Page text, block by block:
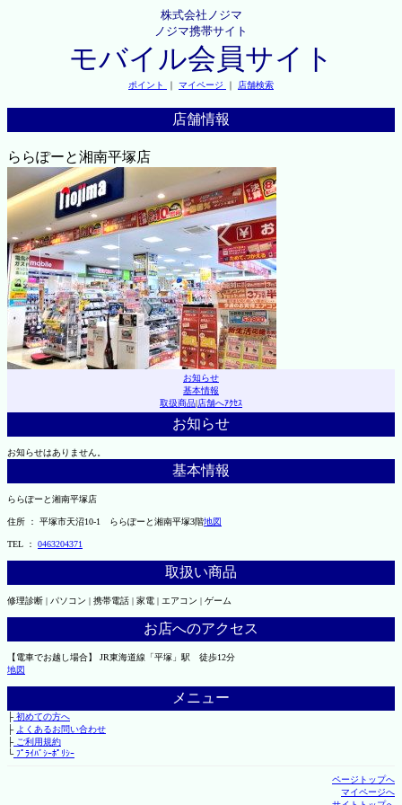
株式会社ノジマ
ノジマ携帯サイト
モバイル会員サイト
ポイント ｜ マイページ ｜ 店舗検索
店舗情報
ららぽーと湘南平塚店
お知らせ
基本情報
取扱商品|店舗へｱｸｾｽ
お知らせ
お知らせはありません。
基本情報
ららぽーと湘南平塚店
住所 ： 平塚市天沼10-1 ららぽーと湘南平塚3階地図
TEL ： 0463204371
取扱い商品
修理診断 | パソコン | 携帯電話 | 家電 | エアコン | ゲーム
お店へのアクセス
【電車でお越し場合】 JR東海道線「平塚」駅 徒歩12分
地図
メニュー
├初めての方へ
├ よくあるお問い合わせ
├ご利用規約
└ﾌﾟﾗｲﾊﾞｼｰﾎﾟﾘｼｰ
ページトップへ
マイページへ